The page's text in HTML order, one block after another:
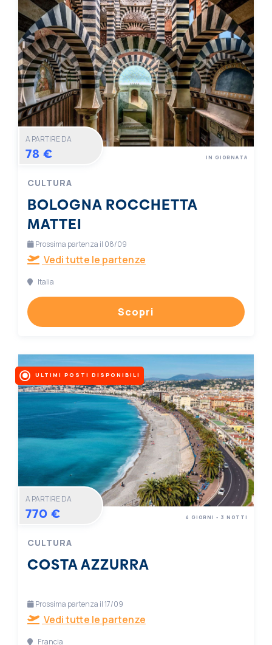
A PARTIRE DA
78 €
CULTURA
BOLOGNA ROCCHETTA
MATTEI
IN GIORNATA
Prossima partenza il 08/09
Vedi tutte le partenze
Italia
Scopri
ULTIMI POSTI DISPONIBILI
A PARTIRE DA
770 €
CULTURA
COSTA AZZURRA
4 GIORNI - 3 NOTTI
Prossima partenza il 17/09
Vedi tutte le partenze
Francia